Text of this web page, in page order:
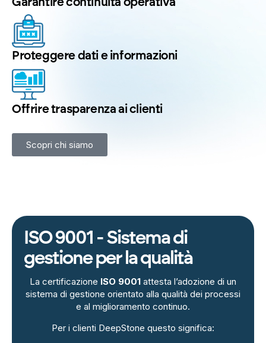
Proteggere dati e informazioni
Offrire trasparenza ai clienti
Scopri chi siamo
ISO 9001 - Sistema di
gestione per la qualità
La certificazione ISO 9001 attesta l’adozione di un
sistema di gestione orientato alla qualità dei processi
e al miglioramento continuo.
Per i clienti DeepStone questo significa: